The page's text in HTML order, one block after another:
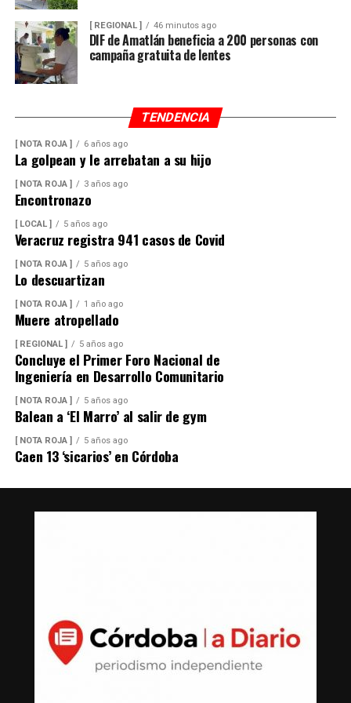
[ REGIONAL ] 46 minutos ago
DIF de Amatlán beneficia a 200 personas con
campaña gratuita de lentes
TENDENCIA
[ NOTA ROJA ] 6 años ago
La golpean y le arrebatan a su hijo
[ NOTA ROJA ] 3 años ago
Encontronazo
[ LOCAL ] 5 años ago
Veracruz registra 941 casos de Covid
[ NOTA ROJA ] 5 años ago
Lo descuartizan
[ NOTA ROJA ] 1 año ago
Muere atropellado
[ REGIONAL ] 5 años ago
Concluye el Primer Foro Nacional de
Ingeniería en Desarrollo Comunitario
[ NOTA ROJA ] 5 años ago
Balean a ‘El Marro’ al salir de gym
[ NOTA ROJA ] 5 años ago
Caen 13 ‘sicarios’ en Córdoba